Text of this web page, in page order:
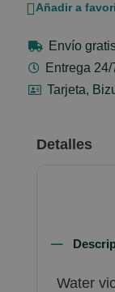
Añadir a
Envío
Entrega
Tarjeta,
Detalles
Water